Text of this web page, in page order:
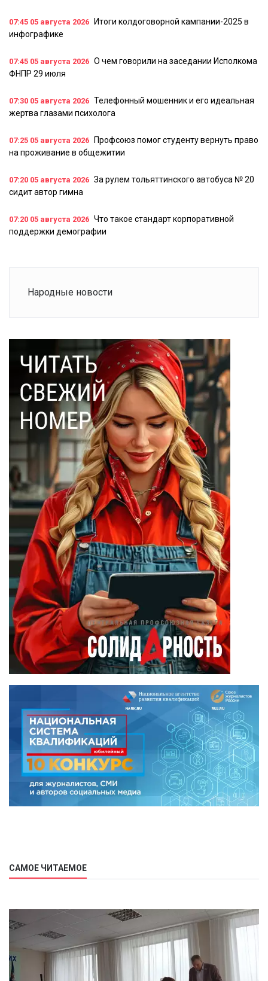
07:45 05 августа 2026
Итоги колдоговорной кампании-2025 в
инфографике
07:45 05 августа 2026 О чем говорили на заседании Исполкома
ФНПР 29 июля
07:30 05 августа 2026 Телефонный мошенник и его идеальная
жертва глазами психолога
07:25 05 августа 2026
Профсоюз помог студенту вернуть право
на проживание в общежитии
07:20 05 августа 2026 За рулем тольяттинского автобуса № 20
сидит автор гимна
07:20 05 августа 2026 Что такое стандарт корпоративной
поддержки демографии
Народные новости
САМОЕ ЧИТАЕМОЕ